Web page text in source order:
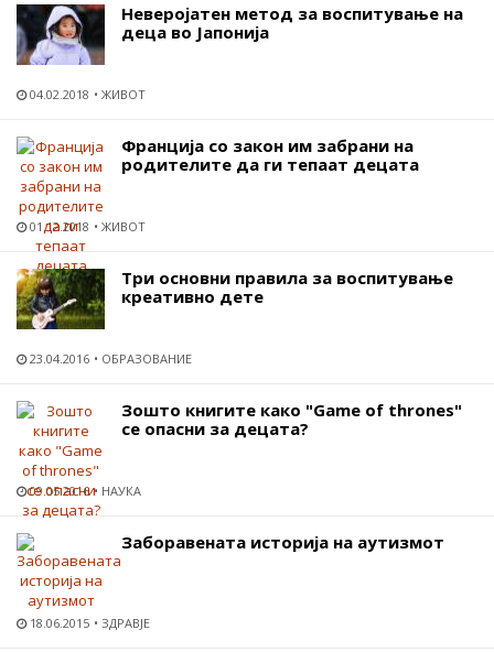
Неверојатен метод за воспитување на
деца во Јапонија
04.02.2018 ЖИВОТ
Франција со закон им забрани на
родителите да ги тепаат децата
01.12.2018 ЖИВОТ
Три основни правила за воспитување
креативно дете
23.04.2016 ОБРАЗОВАНИЕ
Зошто книгите како "Game of thrones"
се опасни за децата?
09.05.2016 НАУКА
Заборавената историја на аутизмот
18.06.2015 ЗДРАВЈЕ